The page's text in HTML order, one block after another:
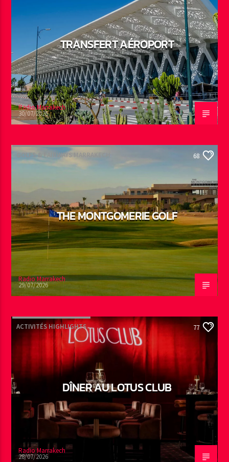
TRANSFERT AÉROPORT
Radio Marrakech
30/07/2026
GOLFS & FAIRWAYS MARRAKECH 68
THE MONTGOMERIE GOLF
Radio Marrakech
29/07/2026
ACTIVITÉS HIGHLIGHTS 77
DÎNER AU LOTUS CLUB
Radio Marrakech
28/07/2026